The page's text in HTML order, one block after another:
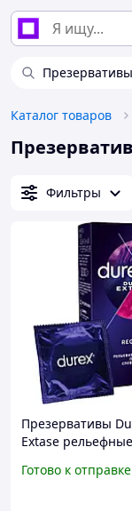
Каталог товаров
Фильтры
Презервативы
Extase
(5052197053432)
Готово к отправке